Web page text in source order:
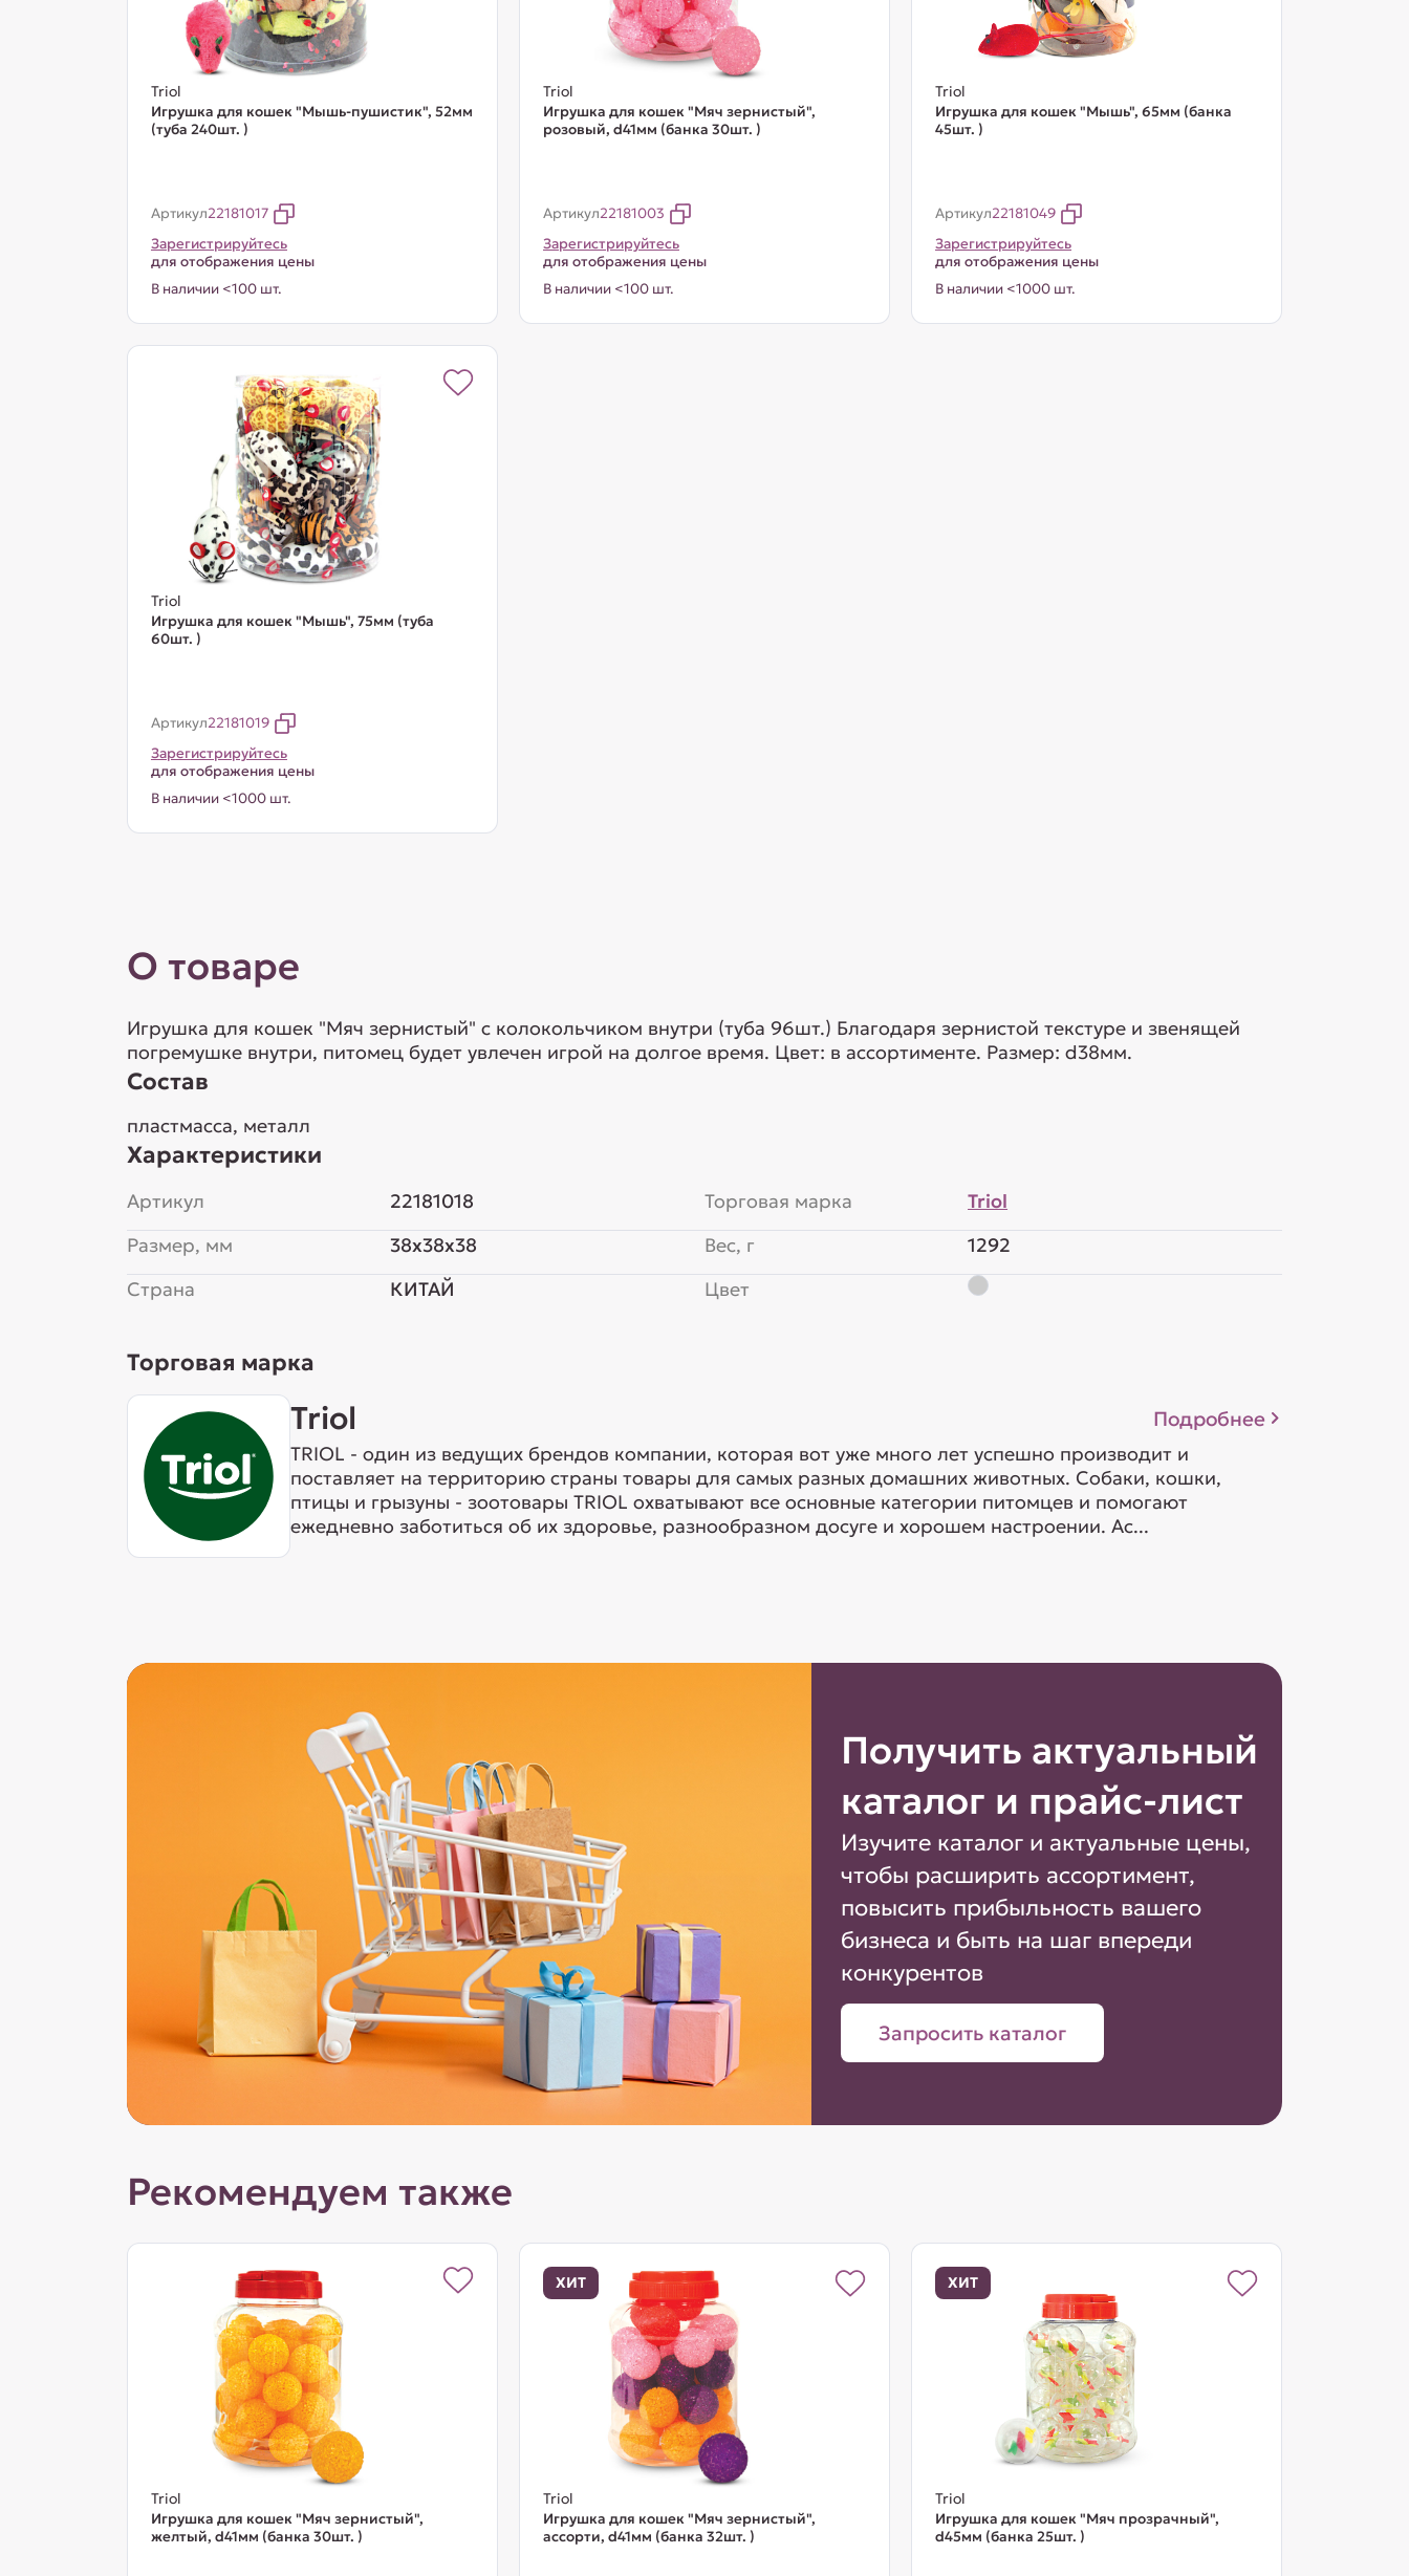
Triol
Игрушка для кошек "Мышь-пушистик", 52мм
(туба 240шт. )
Артикул22181017
Зарегистрируйтесь
для отображения цены
В наличии <100 шт.
Triol
Игрушка для кошек "Мяч зернистый",
розовый, d41мм (банка 30шт. )
Артикул22181003
Зарегистрируйтесь
для отображения цены
В наличии <100 шт.
Triol
Игрушка для кошек "Мышь", 65мм (банка
45шт. )
Артикул22181049
Зарегистрируйтесь
для отображения цены
В наличии <1000 шт.
Triol
Игрушка для кошек "Мышь", 75мм (туба
60шт. )
Артикул22181019
Зарегистрируйтесь
для отображения цены
В наличии <1000 шт.
О товаре
Игрушка для кошек "Мяч зернистый" с колокольчиком внутри (туба 96шт.) Благодаря зернистой текстуре и звенящей
погремушке внутри, питомец будет увлечен игрой на долгое время. Цвет: в ассортименте. Размер: d38мм.
Состав
пластмасса, металл
Характеристики
Артикул
22181018
Размер, мм
38x38x38
Страна
КИТАЙ
Торговая марка
Triol
Вес, г
1292
Цвет
Торговая марка
Triol Подробнее
TRIOL - один из ведущих брендов компании, которая вот уже много лет успешно производит и
поставляет на территорию страны товары для самых разных домашних животных. Собаки, кошки,
птицы и грызуны - зоотовары TRIOL охватывают все основные категории питомцев и помогают
ежедневно заботиться об их здоровье, разнообразном досуге и хорошем настроении. Ас...
Получить актуальный
каталог и прайс-лист
Изучите каталог и актуальные цены,
чтобы расширить ассортимент,
повысить прибыльность вашего
бизнеса и быть на шаг впереди
конкурентов
Запросить каталог
Рекомендуем также
Triol
Игрушка для кошек "Мяч зернистый",
желтый, d41мм (банка 30шт. )
ХИТ
Triol
Игрушка для кошек "Мяч зернистый",
ассорти, d41мм (банка 32шт. )
ХИТ
Triol
Игрушка для кошек "Мяч прозрачный",
d45мм (банка 25шт. )